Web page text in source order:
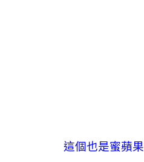
這個也是蜜蘋